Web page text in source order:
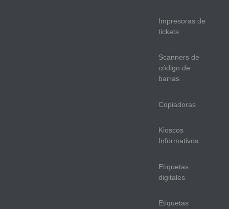
Impresoras de
tickets
Scanners de
código de
barras
Copiadoras
Kioscos
Informativos
Etiquetas
digitales
Etiquetas